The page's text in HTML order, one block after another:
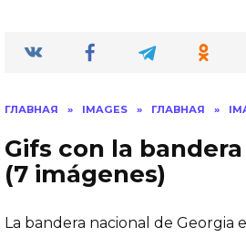
ГЛАВНАЯ » IMAGES » ГЛАВНАЯ »
Gifs con la
(7 imágenes)
La bandera nacional de Georgia